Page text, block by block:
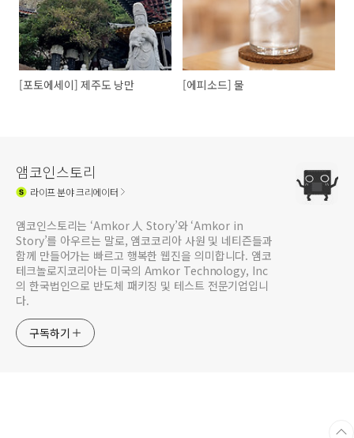
[포토에세이] 제주도 낭만 [에피소드] 물
앰코인스토리
라이프분야 크리에이터
앰코인스토리는 ‘Amkor 人 Story’와 ‘Amkor in
Story’를 아우르는 말로, 앰코코리아 사원 및 네티즌들과
함께 만들어가는 빠르고 행복한 웹진을 의미합니다. 앰코
테크놀로지코리아는 미국의 Amkor Technology, Inc
의 한국법인으로 반도체 패키징 및 테스트 전문기업입니
다.
구독하기